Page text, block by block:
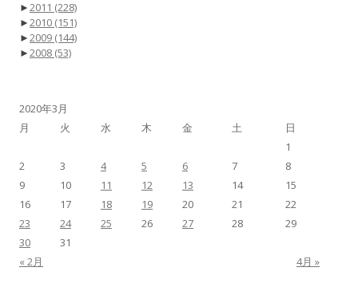
►2011 (228)
►2010 (151)
►2009 (144)
►2008 (53)
2020年3月
月
火 水 木 金 土 日
« 2月 4月 »
1
2
3 4 5 6 7
8
9
10 11 12 13 14
15
16
17 18 19 20 21
22
23
24 25 26 27 28
29
30
31